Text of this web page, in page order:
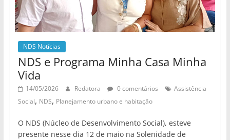
NDS Notícias
NDS e Programa Minha Casa Minha
Vida
14/05/2026 Redatora 0 comentários
Assistência
Social, NDS, Planejamento urbano e habitação
O NDS (Núcleo de Desenvolvimento Social), esteve
presente nesse dia 12 de maio na Solenidade de